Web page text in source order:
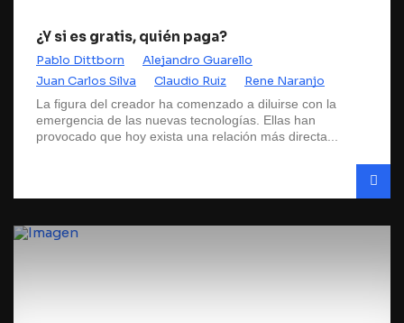
¿Y si es gratis, quién paga?
Pablo Dittborn
Alejandro Guarello
Juan Carlos Silva
Claudio Ruiz Rene Naranjo
La figura del creador ha comenzado a diluirse con la
emergencia de las nuevas tecnologías. Ellas han
provocado que hoy exista una relación más directa...